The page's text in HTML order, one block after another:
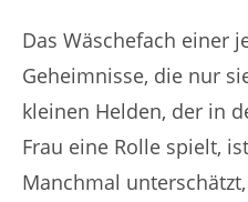
Das Wäschefach einer
Geheimnisse, die nur
kleinen Helden, der in
Frau eine Rolle spielt,
Manchmal